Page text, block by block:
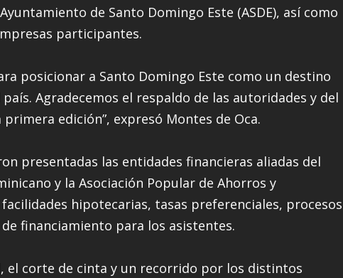
de Santo Domingo Este (ASDE), así como
participantes.
posicionar a Santo Domingo Este como un destino
Agradecemos el respaldo de las autoridades y del
edición”, expresó Montes de Oca.
presentadas las entidades financieras aliadas del
y la Asociación Popular de Ahorros y
hipotecarias, tasas preferenciales, procesos
financiamiento para los asistentes.
el corte de cinta y un recorrido por los distintos